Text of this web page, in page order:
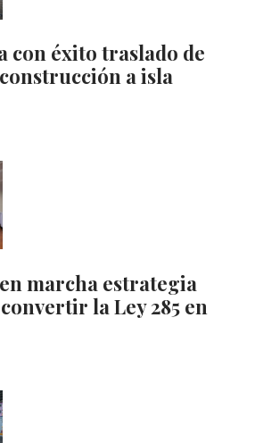
con éxito traslado de
a isla
marcha estrategia
la Ley 285 en